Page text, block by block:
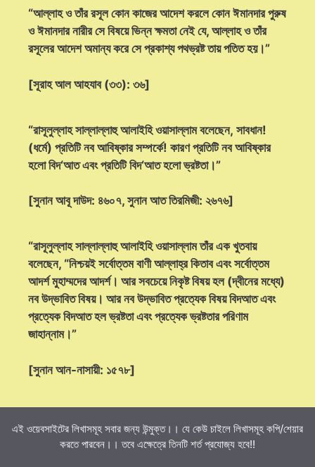
“আল্লাহ ও তাঁর রসূল কোন কাজের আদেশ করলে কোন ঈমানদার পুরুষ
ও ঈমানদার নারীর সে বিষয়ে ভিন্ন ক্ষমতা নেই যে, আল্লাহ ও তাঁর
রসূলের আদেশ অমান্য করে সে প্রকাশ্য পথভ্রষ্ট তায় পতিত হয়।”
[সূরাহ আল আহযাব (৩৩): ৩৬]
“রাসূলুল্লাহ সাল্লাল্লাহু আলাইহি ওয়াসাল্লাম বলেছেন, সাবধান!
(ধর্মে) প্রতিটি নব আবিষ্কার সম্পর্কে! কারণ প্রতিটি নব আবিষ্কার
হলো বিদ‘আত এবং প্রতিটি বিদ‘আত হলো ভ্রষ্টতা।”
[সুনান আবূ দাউদ: ৪৬০৭, সুনান আত তিরমিজী: ২৬৭৬]
“রাসূলুল্লাহ সাল্লাল্লাহু আলাইহি ওয়াসাল্লাম তাঁর এক খুতবায়
বলেছেন, “নিশ্চয়ই সর্বোত্তম বাণী আল্লাহ্‌র কিতাব এবং সর্বোত্তম
আদর্শ মুহাম্মদের আদর্শ। আর সবচেয়ে নিকৃষ্ট বিষয় হল (দ্বীনের মধ্যে)
নব উদ্ভাবিত বিষয়। আর নব উদ্ভাবিত প্রত্যেক বিষয় বিদআত এবং
প্রত্যেক বিদআত হল ভ্রষ্টতা এবং প্রত্যেক ভ্রষ্টতার পরিণাম
জাহান্নাম।”
[সুনান আন-নাসায়ী: ১৫৭৮]
এই ওয়েবসাইটের লিখাসমূহ সবার জন্য উন্মুক্ত।। যে কেউ চাইলে লিখাসমূহ কপি/শেয়ার
করতে পারবেন।। তবে এক্ষেত্রে তিনটি শর্ত প্রযোজ্য হবে!!